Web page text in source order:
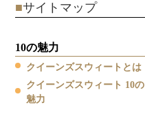
■サイトマップ
10の魅力
クイーンズスウィートとは
クイーンズスウィート 10の
魅力